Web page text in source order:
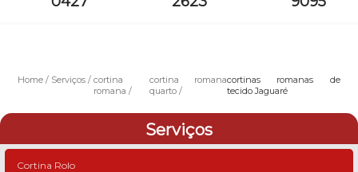
Home Serviços
cortina
romana
cortina romana
quarto
cortinas romanas de
tecido Jaguaré
Serviços
Cortina Rolo